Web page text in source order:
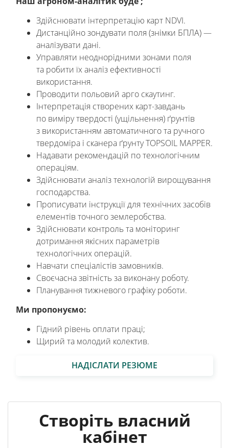
Здійснювати інтерпретацію карт NDVІ.
Дистанційно зондувати поля (знімки БПЛА) —
аналізувати дані.
Управляти неоднорідними зонами поля
та робити їх аналіз ефективності
використання.
Проводити польовий арго скаутинг.
Інтерпретація створених карт-завдань
по виміру твердості (ущільнення) ґрунтів
з використанням автоматичного та ручного
твердоміра і сканера ґрунту TOPSOIL MAPPER.
Надавати рекомендацій по технологічним
операціям.
Здійснювати аналіз технологій вирощування
господарства.
Прописувати інструкції для технічних засобів
елементів точного землеробства.
Здійснювати контроль та моніторинг
дотримання якісних параметрів
технологічних операцій.
Навчати спеціалістів замовників.
Своєчасна звітність за виконану роботу.
Планування тижневого графіку роботи.
Ми пропонуємо:
Гідний рівень оплати праці;
Щирий та молодий колектив.
НАДІСЛАТИ РЕЗЮМЕ
Створіть власний
кабінет